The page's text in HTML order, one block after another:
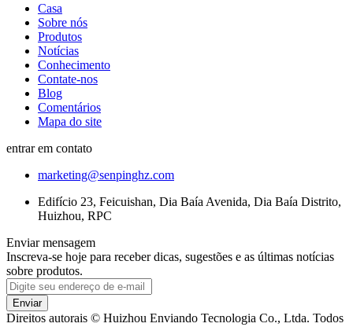
Casa
Sobre nós
Produtos
Notícias
Conhecimento
Contate-nos
Blog
Comentários
Mapa do site
entrar em contato
marketing@senpinghz.com
Edifício 23, Feicuishan, Dia Baía Avenida, Dia Baía Distrito,
Huizhou, RPC
Enviar mensagem
Inscreva-se hoje para receber dicas, sugestões e as últimas notícias
sobre produtos.
Enviar
Direitos autorais © Huizhou Enviando Tecnologia Co., Ltda. Todos